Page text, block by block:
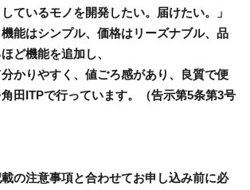
しているモノを開発したい。届けたい。」
能はシンプル、価格はリーズナブル、品
ど機能を追加し、
かりやすく、値ごろ感があり、良質で便
田ITPで行っています。（告示第5条第3号
載の注意事項と合わせてお申し込み前に必